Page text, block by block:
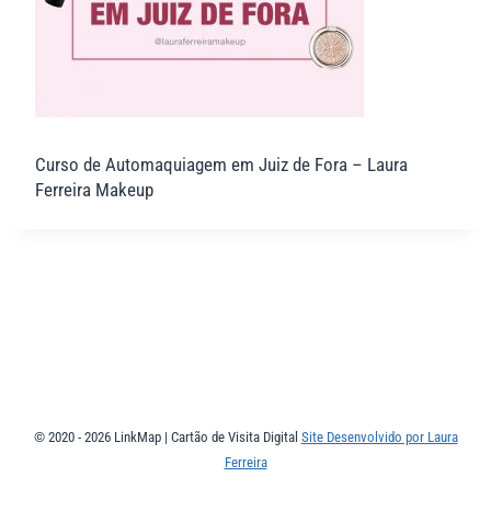
Curso de Automaquiagem em Juiz de Fora – Laura
Ferreira Makeup
© 2020 - 2026 LinkMap | Cartão de Visita Digital Site Desenvolvido por Laura
Ferreira